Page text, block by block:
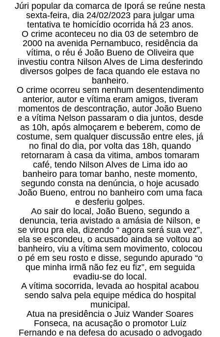
Júri popular da comarca de Iporá se reúne nesta
sexta-feira, dia 24/02/2023 para julgar uma
tentativa te homicídio ocorrida há 23 anos.
O crime aconteceu no dia 03 de setembro de
2000 na avenida Pernambuco, residência da
vítima, o réu é João Bueno de Oliveira que
investiu contra Nilson Alves de Lima desferindo
diversos golpes de faca quando ele estava no
banheiro.
O crime ocorreu sem nenhum desentendimento
anterior, autor e vítima eram amigos, tiveram
momentos de descontração, autor João Bueno
e a vítima Nelson passaram o dia juntos, desde
as 10h, após almoçarem e beberem, como de
costume, sem qualquer discussão entre eles, já
no final do dia, por volta das 18h, quando
retornaram à casa da vitima, ambos tomaram
café, tendo Nilson Alves de Lima ido ao
banheiro para tomar banho, neste momento,
segundo consta na denúncia, o hoje acusado
João Bueno, entrou no banheiro com uma faca
e desferiu golpes.
Ao sair do local, João Bueno, segundo a
denuncia, teria avistado a amásia de Nilson, e
se virou pra ela, dizendo “ agora será sua vez”,
ela se escondeu, o acusado ainda se voltou ao
banheiro, viu a vítima sem movimento, colocou
o pé em seu rosto e disse, segundo apurado “o
que minha irmã não fez eu fiz”, em seguida
evadiu-se do local.
A vítima socorrida, levada ao hospital acabou
sendo salva pela equipe médica do hospital
municipal.
Atua na presidência o Juiz Wander Soares
Fonseca, na acusação o promotor Luiz
Fernando e na defesa do acusado o advogado